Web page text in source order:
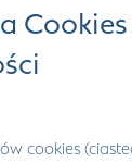
cookies